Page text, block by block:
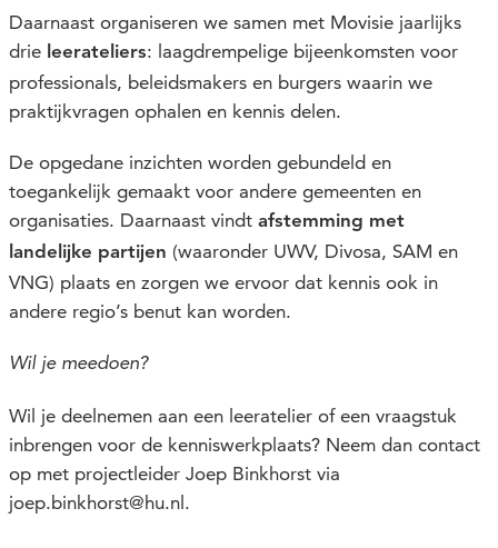
Daarnaast organiseren we samen met Movisie jaarlijks
drie leerateliers: laagdrempelige bijeenkomsten voor
professionals, beleidsmakers en burgers waarin we
praktijkvragen ophalen en kennis delen.
De opgedane inzichten worden gebundeld en
toegankelijk gemaakt voor andere gemeenten en
organisaties. Daarnaast vindt afstemming met
landelijke partijen (waaronder UWV, Divosa, SAM en
VNG) plaats en zorgen we ervoor dat kennis ook in
andere regio’s benut kan worden.
Wil je meedoen?
Wil je deelnemen aan een leeratelier of een vraagstuk
inbrengen voor de kenniswerkplaats? Neem dan contact
op met projectleider Joep Binkhorst via
joep.binkhorst@hu.nl.